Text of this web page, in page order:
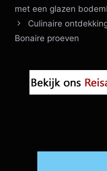
met een glazen
Culinaire
Bonaire proeven